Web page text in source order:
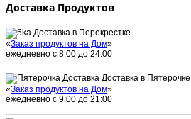
Доставка Продуктов
Доставка в Перекрестке
«Заказ продуктов на Дом»
ежедневно с 8:00 до 24:00
Доставка в Пятерочке
«Заказ продуктов на Дом»
ежедневно с 9:00 до 21:00